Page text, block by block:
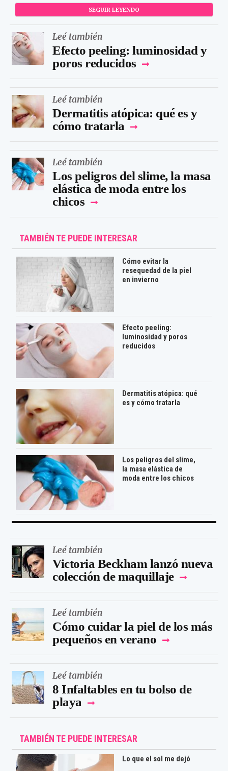
SEGUIR LEYENDO
Leé también
Efecto peeling: luminosidad y
poros reducidos
Leé también
Dermatitis atópica: qué es y
cómo tratarla
Leé también
Los peligros del slime, la masa
elástica de moda entre los
chicos
TAMBIÉN TE PUEDE INTERESAR
Cómo evitar la
resequedad de la piel
en invierno
Efecto peeling:
luminosidad y poros
reducidos
Dermatitis atópica: qué
es y cómo tratarla
Los peligros del slime,
la masa elástica de
moda entre los chicos
Leé también
Victoria Beckham lanzó nueva
colección de maquillaje
Leé también
Cómo cuidar la piel de los más
pequeños en verano
Leé también
8 Infaltables en tu bolso de
playa
TAMBIÉN TE PUEDE INTERESAR
Lo que el sol me dejó